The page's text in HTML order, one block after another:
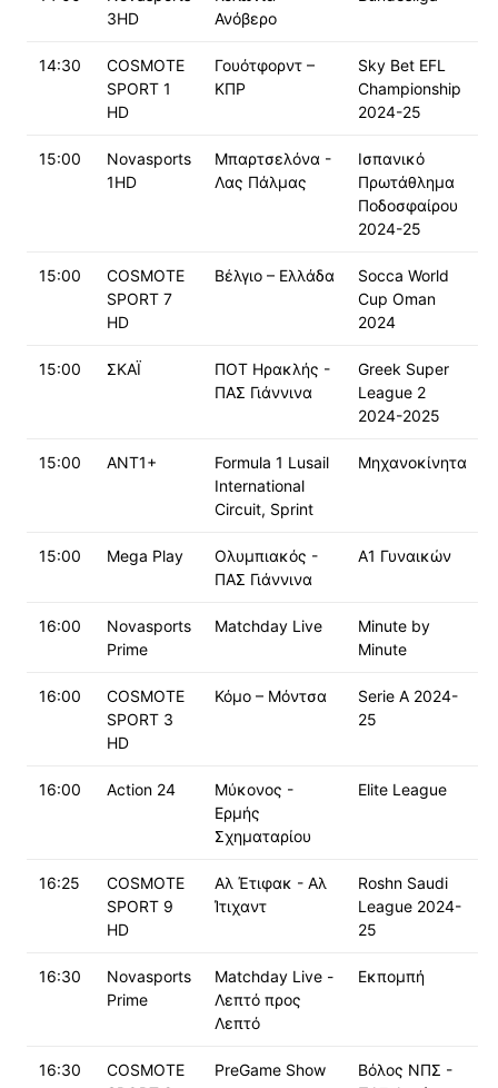
3HD
Ανόβερο
14:30
COSMOTE
SPORT 1
HD
Γουότφορντ –
ΚΠΡ
Sky Bet EFL
Championship
2024-25
15:00
Novasports
1HD
Μπαρτσελόνα -
Λας Πάλμας
Ισπανικό
Πρωτάθλημα
Ποδοσφαίρου
2024-25
15:00
COSMOTE
SPORT 7
HD
Βέλγιο – Ελλάδα
Socca World
Cup Oman
2024
15:00 ΣΚΑΪ
ΠΟΤ Ηρακλής -
ΠΑΣ Γιάννινα
Greek Super
League 2
2024-2025
15:00 ΑΝΤ1+
Formula 1 Lusail
International
Circuit, Sprint
Μηχανοκίνητα
15:00 Mega Play
Ολυμπιακός -
ΠΑΣ Γιάννινα
Α1 Γυναικών
16:00
Novasports
Prime
Matchday Live
Minute by
Minute
16:00
COSMOTE
SPORT 3
HD
Κόμο – Μόντσα
Serie A 2024-
25
16:00 Action 24
Μύκονος -
Ερμής
Σχηματαρίου
Elite League
16:25
COSMOTE
SPORT 9
HD
Αλ Έτιφακ - Αλ
Ίτιχαντ
Roshn Saudi
League 2024-
25
16:30
Novasports
Prime
Matchday Live -
Λεπτό προς
Λεπτό
Εκπομπή
16:30
COSMOTE
PreGame Show
Βόλος ΝΠΣ -